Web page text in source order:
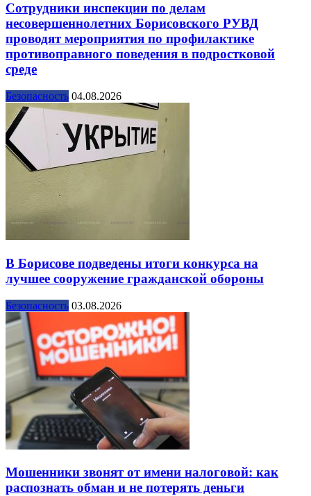
Сотрудники инспекции по делам
несовершеннолетних Борисовского РУВД
проводят мероприятия по профилактике
противоправного поведения в подростковой
среде
Безопасность 04.08.2026
В Борисове подведены итоги конкурса на
лучшее сооружение гражданской обороны
Безопасность 03.08.2026
Мошенники звонят от имени налоговой: как
распознать обман и не потерять деньги